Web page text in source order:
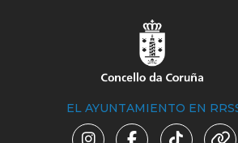
EL AYUNTAMIENTO EN